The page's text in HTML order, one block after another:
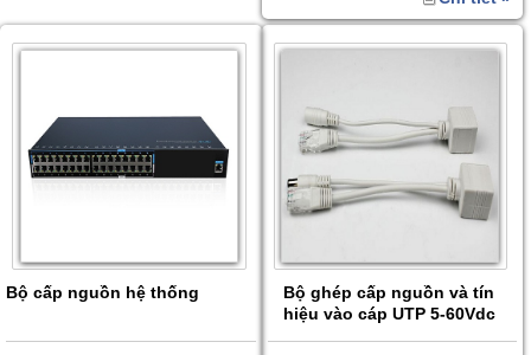
Bộ cấp nguồn hệ thống
Bộ ghép cấp nguồn và tín
hiệu vào cáp UTP 5-60Vdc